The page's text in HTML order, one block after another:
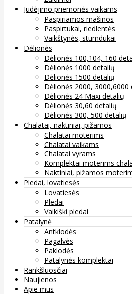
Judėjimo priemonės vaikams
Paspiriamos mašinos
Paspirtukai, riedlentės
Vaikštynės, stumdukai
Dėlionės
Dėlionės 100,104, 160
Dėlionės 1000 detalių
Dėlionės 1500 detalių
Dėlionės 2000, 3000,6000
Dėlionės 24 Maxi detalių
Dėlionės 30,60 detalių
Dėlionės 300, 500 detalių
Chalatai, naktiniai, pižamos
Chalatai moterims
Chalatai vaikams
Chalatai vyrams
Komplektai moterims
Naktiniai, pižamos
Pledai, lovatiesės
Lovatiesės
Pledai
Vaikiški pledai
Patalynė
Antklodės
Pagalvės
Paklodės
Patalynės komplektai
Rankšluosčiai
Naujienos
Apie mus